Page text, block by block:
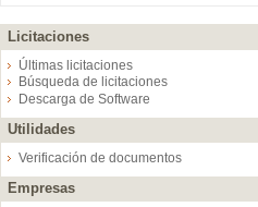
Licitaciones
Últimas licitaciones
Búsqueda de licitaciones
Descarga de Software
Utilidades
Verificación de documentos
Empresas